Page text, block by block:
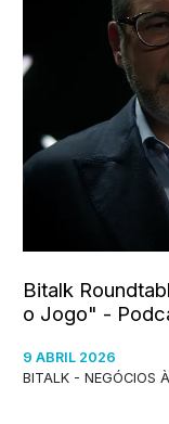
Bitalk
o Jogo" -
9 ABRIL 2026
BITALK - NEGÓCIOS